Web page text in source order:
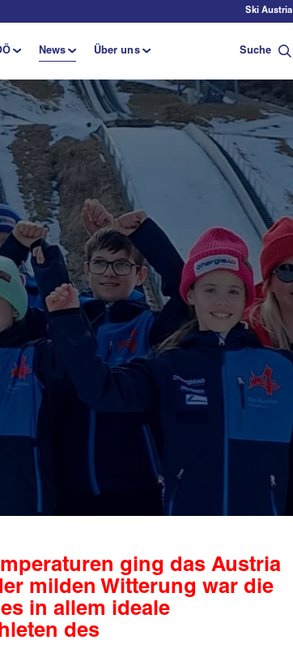
Ski Austria
News Über uns Suche
ging das Austria
milden Witterung war die
in allem ideale
des